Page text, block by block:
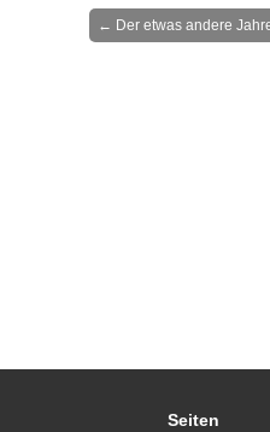
← Der etwas andere
Seiten